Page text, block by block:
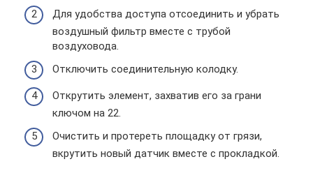
Для удобства доступа отсоединить и убрать
воздушный фильтр вместе с трубой
воздуховода.
Отключить соединительную колодку.
Открутить элемент, захватив его за грани
ключом на 22.
Очистить и протереть площадку от грязи,
вкрутить новый датчик вместе с прокладкой.